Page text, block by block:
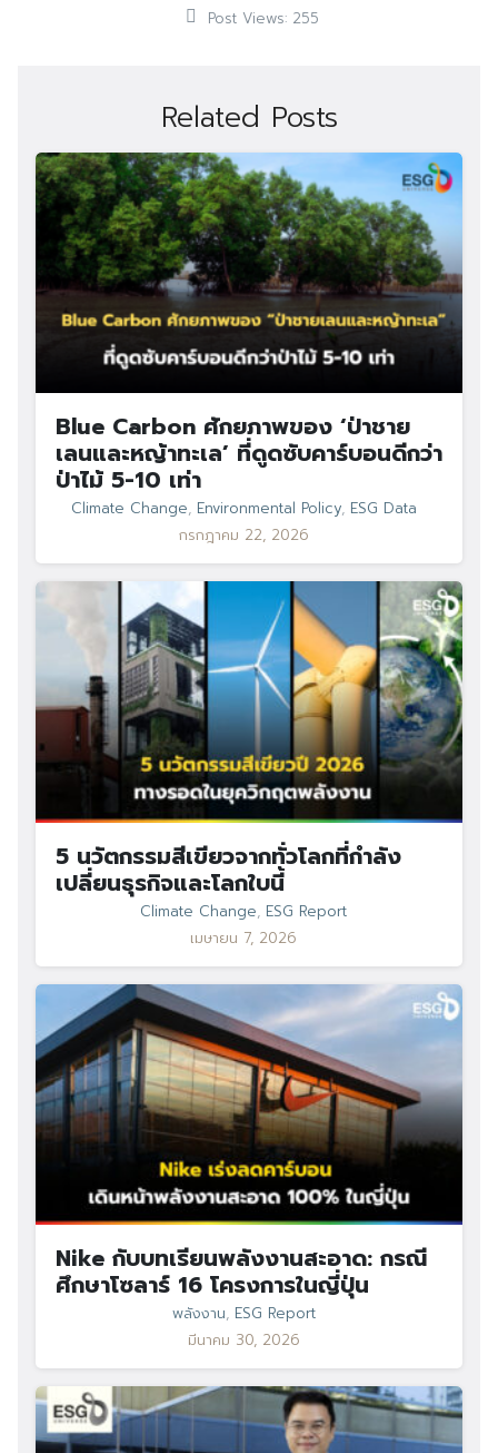
Search
for: Search
Post Views: 255
Related Posts
Blue Carbon ศักยภาพของ ‘ป่าชาย
เลนและหญ้าทะเล’ ที่ดูดซับคาร์บอนดีกว่า
ป่าไม้ 5-10 เท่า
Climate Change, Environmental Policy, ESG Data
กรกฎาคม 22, 2026
5 นวัตกรรมสีเขียวจากทั่วโลกที่กำลัง
เปลี่ยนธุรกิจและโลกใบนี้
Climate Change, ESG Report
เมษายน 7, 2026
Nike กับบทเรียนพลังงานสะอาด: กรณี
ศึกษาโซลาร์ 16 โครงการในญี่ปุ่น
พลังงาน, ESG Report
มีนาคม 30, 2026